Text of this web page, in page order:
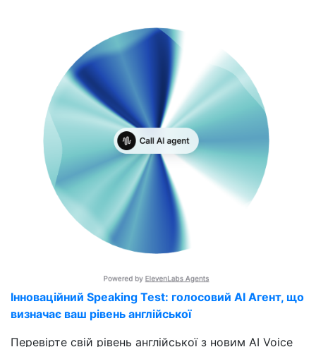
Інноваційний Speaking Test: голосовий AI Агент, що
визначає ваш рівень англійської
Перевірте свій рівень англійської з новим AI Voice